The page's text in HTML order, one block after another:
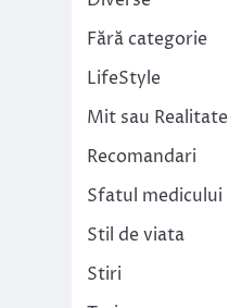
Fără categorie
LifeStyle
Mit sau Realitate
Recomandari
Sfatul medicului
Stil de viata
Stiri